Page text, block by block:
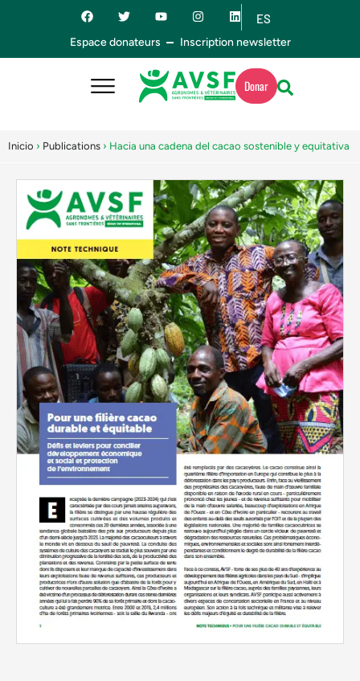
ES
EN
Espace donateurs Inscription newsletter
Donar
Inicio › Publications › Hacia una cadena del cacao sostenible y equitativa